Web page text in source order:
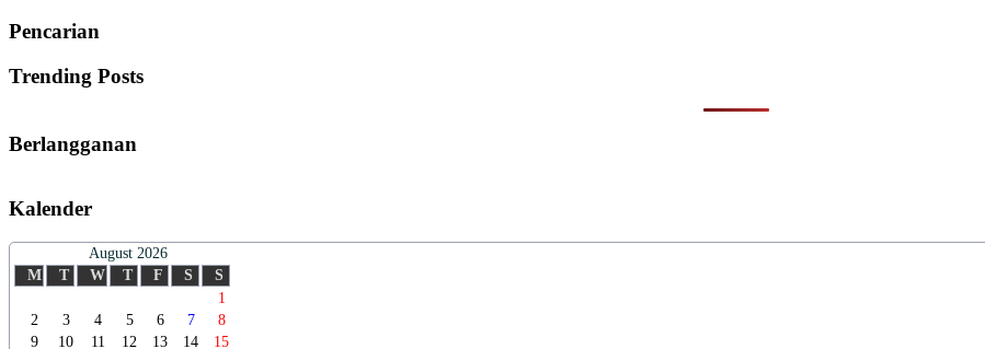
Pencarian
Trending Posts
Berlangganan
Kalender
August 2026
M
T W T F S
S
1
2
3 4 5 6 7
8
9
10 11 12 13 14 15